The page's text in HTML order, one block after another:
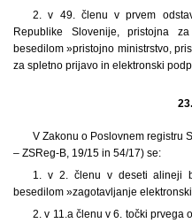
2. v 49. členu v prvem
Republike Slovenije, pristojna
besedilom »pristojno ministrstvo,
za spletno prijavo in elektronski
V Zakonu o Poslovnem registru
– ZSReg-B, 19/15 in 54/17) se:
1. v 2. členu v deseti alineji
besedilom »zagotavljanje
2. v 11.a členu v 6. točki prvega